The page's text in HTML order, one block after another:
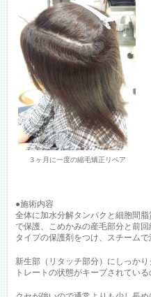
３ヶ月に一度の縮毛矯正リペア
●施術内容
全体に加水分解タンパクと細胞間
で保護、こめかみの産毛部分と前
タイプの保護剤をつけ、スチームで
新生部（リタッチ部分）にしっか
トレートの状態がキープされてい